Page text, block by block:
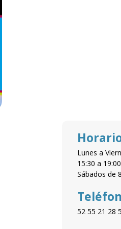
Lunes a
15:30 a
Sábados de
52 55 21 28